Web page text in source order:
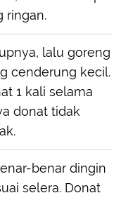
ringan.
lalu goreng
cenderung kecil.
1 kali selama
donat tidak
benar dingin
selera. Donat